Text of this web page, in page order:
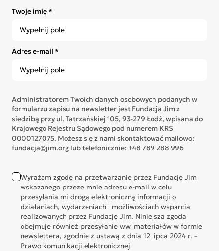
Twoje imię *
Adres e-mail *
Administratorem Twoich danych osobowych podanych w
formularzu zapisu na newsletter jest Fundacja Jim z
siedzibą przy ul. Tatrzańskiej 105, 93-279 Łódź, wpisana do
Krajowego Rejestru Sądowego pod numerem KRS
0000127075. Możesz się z nami skontaktować mailowo:
fundacja@jim.org lub telefonicznie: +48 789 288 996
Wyrażam zgodę na przetwarzanie przez Fundację Jim
wskazanego przeze mnie adresu e-mail w celu
przesyłania mi drogą elektroniczną informacji o
działaniach, wydarzeniach i możliwościach wsparcia
realizowanych przez Fundację Jim. Niniejsza zgoda
obejmuje również przesyłanie ww. materiałów w formie
newslettera, zgodnie z ustawą z dnia 12 lipca 2024 r. –
Prawo komunikacji elektronicznej.